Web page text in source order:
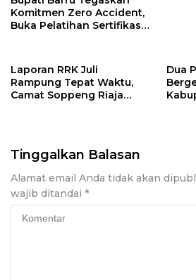
Komitmen Zero Accident,
Buka Pelatihan Sertifikasi
Laporan RRK Juli
Rampung Tepat Waktu,
Camat Soppeng Riaja
Dua
Tinggalkan Balasan
Alamat email Anda tidak akan
wajib ditandai *